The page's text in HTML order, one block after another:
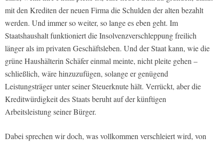
mit den Krediten der neuen Firma die Schulden der alten bezahlt
werden. Und immer so weiter, so lange es eben geht. Im
Staatshaushalt funktioniert die Insolvenzverschleppung freilich
länger als im privaten Geschäftsleben. Und der Staat kann, wie die
grüne Haushälterin Schäfer einmal meinte, nicht pleite gehen –
schließlich, wäre hinzuzufügen, solange er genügend
Leistungsträger unter seiner Steuerknute hält. Verrückt, aber die
Kreditwürdigkeit des Staats beruht auf der künftigen
Arbeitsleistung seiner Bürger.
Dabei sprechen wir doch, was vollkommen verschleiert wird, von